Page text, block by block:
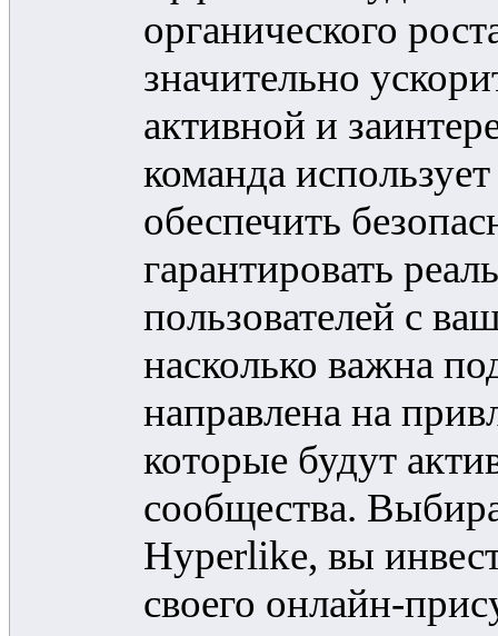
органического
значительно
активной и
команда
обеспечить
гарантировать
пользователей с
насколько важна
направлена на
которые будут
сообщества.
Hyperlike, вы
своего онлайн-